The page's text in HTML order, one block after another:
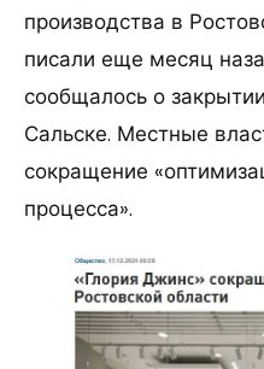
производства в
писали еще месяц
сообщалось о
Сальске. Местные
сокращение
процесса».